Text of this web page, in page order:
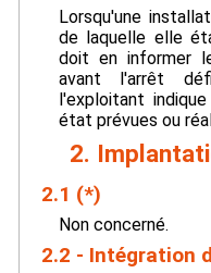
Lorsqu'une
de laquelle elle
doit en informer
avant l'arrêt
l'exploitant
état prévues ou
2.
2.1 (*)
Non concerné.
2.2 - Intégration